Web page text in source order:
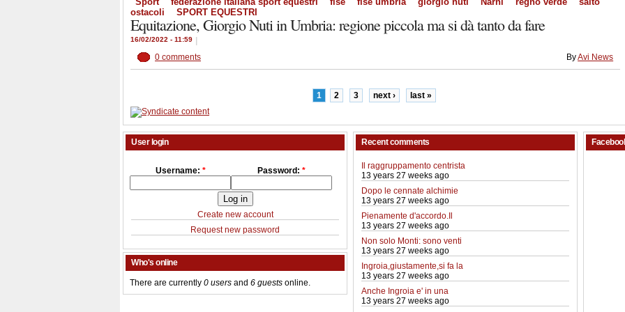
ostacoli
SPORT EQUESTRI
Equitazione, Giorgio Nuti in Umbria: regione piccola ma si dà tanto da fare
16/02/2022 - 11:59
0 comments
ByAvi News
1 2 3 next › last »
User login
Username: * Password: *
Create new account
Request new password
Who's online
There are currently 0 users and 6 guests online.
Recent comments
Il raggruppamento centrista
13 years 27 weeks ago
Dopo le cennate alchimie
13 years 27 weeks ago
Pienamente d'accordo.Il
13 years 27 weeks ago
Non solo Monti: sono venti
13 years 27 weeks ago
Ingroia,giustamente,si fa la
13 years 27 weeks ago
Anche Ingroia e' in una
13 years 27 weeks ago